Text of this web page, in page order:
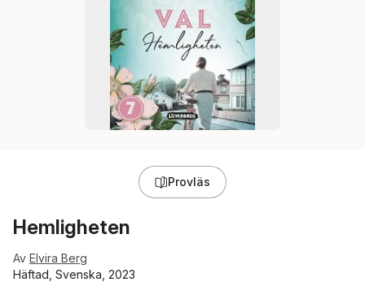
Provläs
Hemligheten
Av Elvira Berg
Häftad, Svenska, 2023